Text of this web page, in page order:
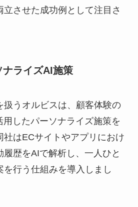
立させた成功例として注目さ
ナライズAI施策
扱うオルビスは、顧客体験の
したパーソナライズ施策を
社はECサイトやアプリにおけ
履歴をAIで解析し、一人ひと
を行う仕組みを導入しまし